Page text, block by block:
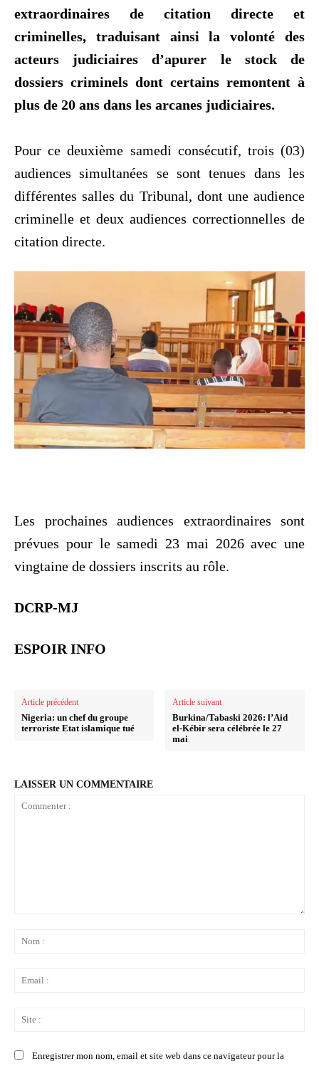
extraordinaires de citation directe et
criminelles, traduisant ainsi la volonté des
acteurs judiciaires d’apurer le stock de
dossiers criminels dont certains remontent à
plus de 20 ans dans les arcanes judiciaires.
‎Pour ce deuxième samedi consécutif, trois (03)
audiences simultanées se sont tenues dans les
différentes salles du Tribunal, dont une audience
criminelle et deux audiences correctionnelles de
citation directe.
‎Les prochaines audiences extraordinaires sont
prévues pour le samedi 23 mai 2026 avec une
vingtaine de dossiers inscrits au rôle.
DCRP-MJ
ESPOIR INFO
Article précédent
Nigeria: un chef du groupe
terroriste Etat islamique tué
Article suivant
Burkina/Tabaski 2026: l’Aid
el-Kébir sera célébrée le 27
mai
LAISSER UN COMMENTAIRE
Enregistrer mon nom, email et site web dans ce navigateur pour la